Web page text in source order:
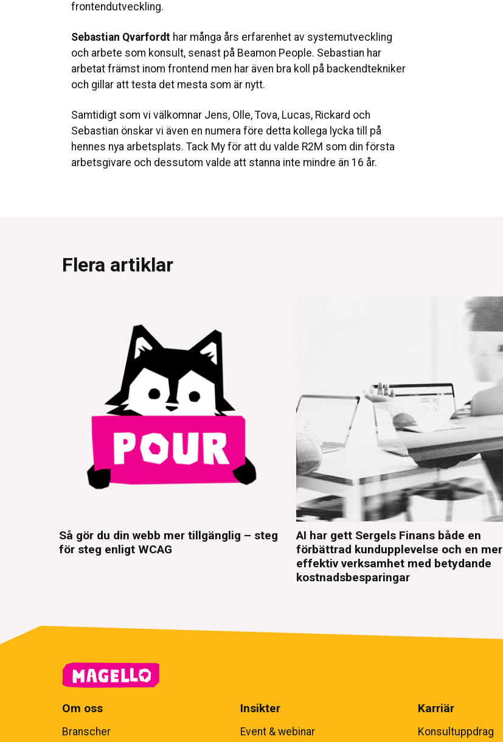
frontendutveckling.
Sebastian Qvarfordt har många års erfarenhet av systemutveckling
och arbete som konsult, senast på Beamon People. Sebastian har
arbetat främst inom frontend men har även bra koll på backendtekniker
och gillar att testa det mesta som är nytt.
Samtidigt som vi välkomnar Jens, Olle, Tova, Lucas, Rickard och
Sebastian önskar vi även en numera före detta kollega lycka till på
hennes nya arbetsplats. Tack My för att du valde R2M som din första
arbetsgivare och dessutom valde att stanna inte mindre än 16 år.
Flera artiklar
Så gör du din webb mer tillgänglig – steg
för steg enligt WCAG
AI har gett Sergels Finans både en
förbättrad kundupplevelse och en mer
effektiv verksamhet med betydande
kostnadsbesparingar
Om oss
Branscher
Insikter
Event & webinar
Karriär
Konsultuppdrag